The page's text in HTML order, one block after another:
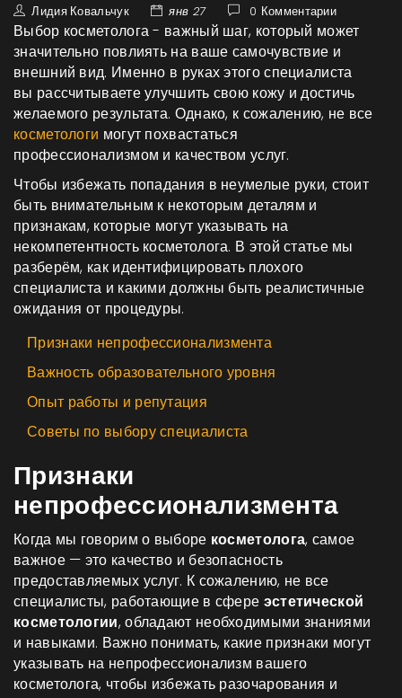
Лидия Ковальчук янв 27 0 Комментарии
Выбор косметолога - важный шаг, который может
значительно повлиять на ваше самочувствие и
внешний вид. Именно в руках этого специалиста
вы рассчитываете улучшить свою кожу и достичь
желаемого результата. Однако, к сожалению, не все
косметологи могут похвастаться
профессионализмом и качеством услуг.
Чтобы избежать попадания в неумелые руки, стоит
быть внимательным к некоторым деталям и
признакам, которые могут указывать на
некомпетентность косметолога. В этой статье мы
разберём, как идентифицировать плохого
специалиста и какими должны быть реалистичные
ожидания от процедуры.
Признаки непрофессионализмента
Важность образовательного уровня
Опыт работы и репутация
Советы по выбору специалиста
Признаки
непрофессионализмента
Когда мы говорим о выборе косметолога, самое
важное — это качество и безопасность
предоставляемых услуг. К сожалению, не все
специалисты, работающие в сфере эстетической
косметологии, обладают необходимыми знаниями
и навыками. Важно понимать, какие признаки могут
указывать на непрофессионализм вашего
косметолога, чтобы избежать разочарования и